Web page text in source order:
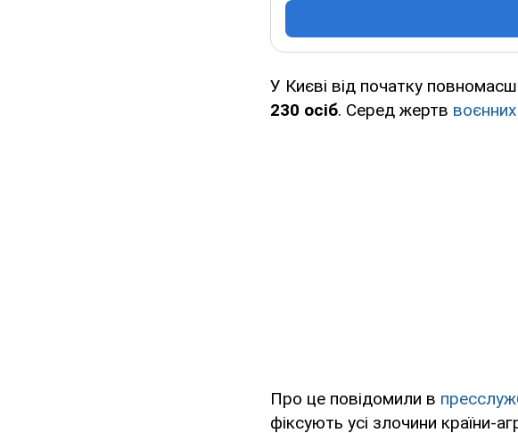
У Києві від початку
230 осіб. Серед жертв
Про це повідомили в
фіксують усі злочини країни-